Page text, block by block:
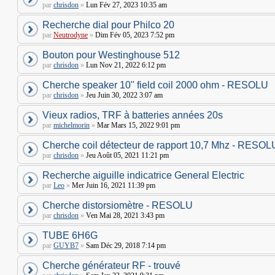
par chrisdon » Lun Fév 27, 2023 10:35 am
Recherche dial pour Philco 20
par Neutrodyne » Dim Fév 05, 2023 7:52 pm
Bouton pour Westinghouse 512
par chrisdon » Lun Nov 21, 2022 6:12 pm
Cherche speaker 10" field coil 2000 ohm - RESOLU
par chrisdon » Jeu Juin 30, 2022 3:07 am
Vieux radios, TRF à batteries années 20s
par michelmorin » Mar Mars 15, 2022 9:01 pm
Cherche coil détecteur de rapport 10,7 Mhz -
par chrisdon » Jeu Août 05, 2021 11:21 pm
Recherche aiguille indicatrice General Electric
par Leo » Mer Juin 16, 2021 11:39 pm
Cherche distorsiomètre - RESOLU
par chrisdon » Ven Mai 28, 2021 3:43 pm
TUBE 6H6G
par GUYB7 » Sam Déc 29, 2018 7:14 pm
Cherche générateur RF - trouvé